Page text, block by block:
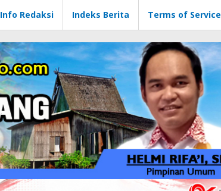
Info Redaksi Indeks Berita Terms of Service